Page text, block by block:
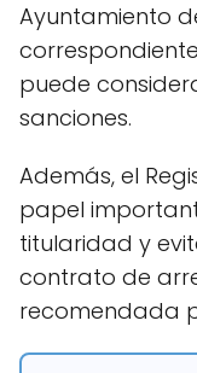
Ayuntamiento
puede
sanciones.
Además, el
papel
titularidad y
contrato de
recomendada